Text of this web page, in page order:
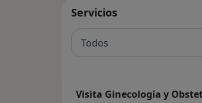
Servicios
Todos
Visita Ginecología y